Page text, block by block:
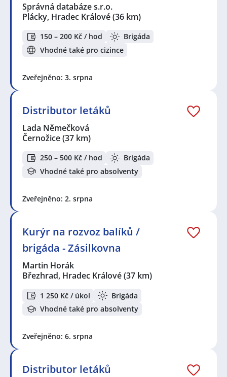
Správná databáze s.r.o.
Plácky, Hradec Králové(36 km)
150 – 200 Kč / hod
Brigáda
Vhodné také pro cizince
Zveřejněno: 3. srpna
Distributor letáků
Lada Němečková
Černožice(37 km)
250 – 500 Kč / hod
Brigáda
Vhodné také pro absolventy
Zveřejněno: 2. srpna
Kurýr na rozvoz balíků /
brigáda - Zásilkovna
Martin Horák
Březhrad, Hradec Králové(37 km)
1 250 Kč / úkol
Brigáda
Vhodné také pro absolventy
Zveřejněno: 6. srpna
Distributor letáků